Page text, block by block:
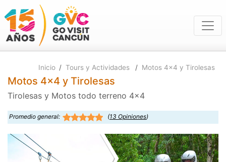
Inicio / Tours y Actividades / Motos 4x4 y Tirolesas
Motos 4x4 y Tirolesas
Tirolesas y Motos todo terreno 4x4
Promedio general: (13 Opiniones)